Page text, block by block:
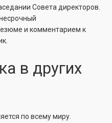
Совета директоров.
и комментарием к
в других
по всему миру.